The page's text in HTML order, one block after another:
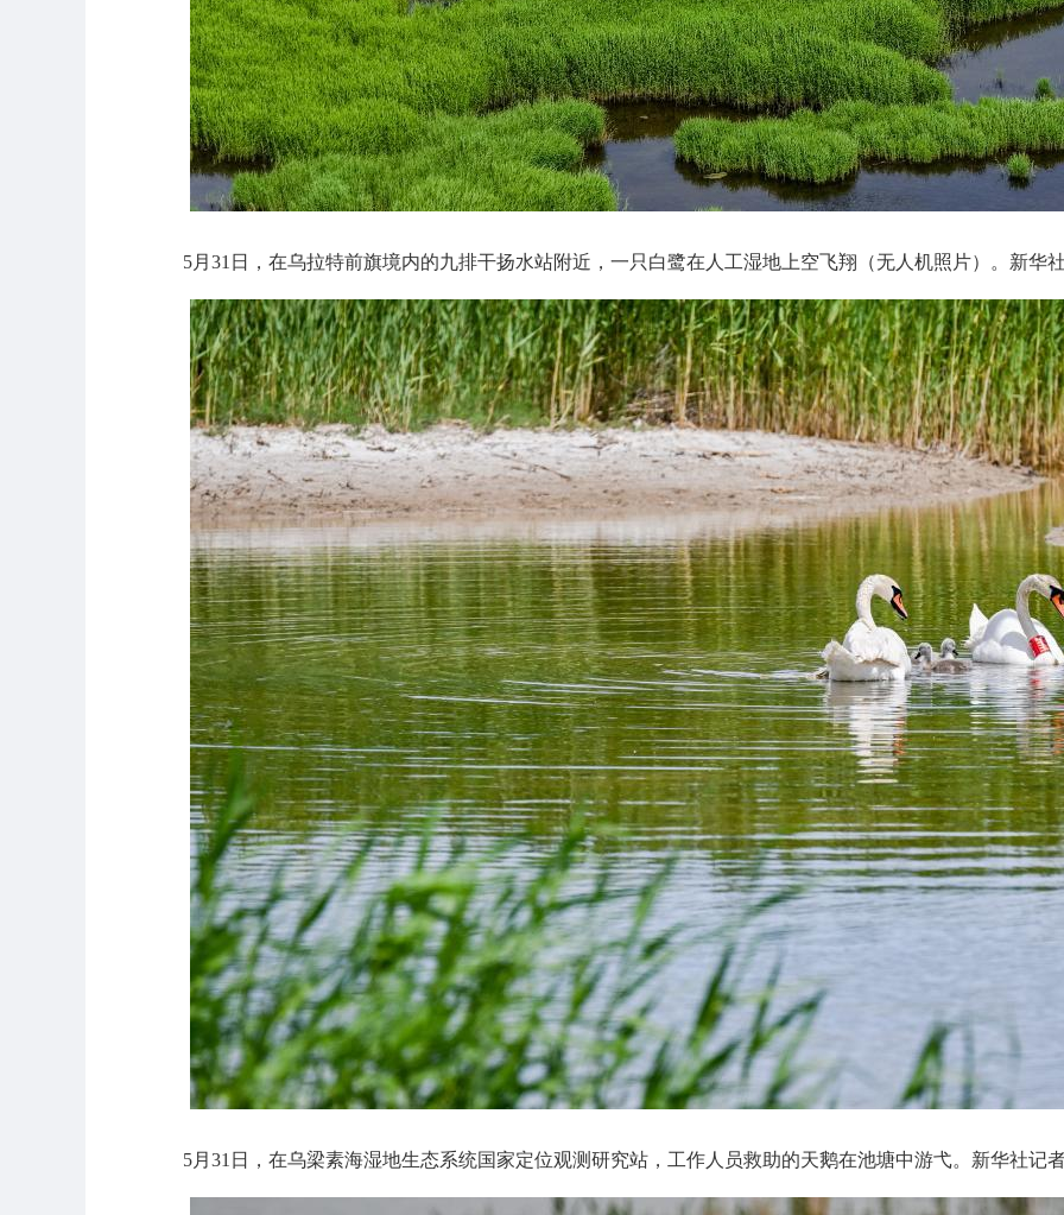
5月31日，在乌拉特前旗境内的九排干扬水站附近，一只白鹭在人工湿地上空飞翔（无人机照片）。新华
5月31日，在乌梁素海湿地生态系统国家定位观测研究站，工作人员救助的天鹅在池塘中游弋。新华社记